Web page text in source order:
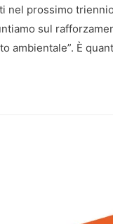
nel prossimo
sul
ambientale”. È